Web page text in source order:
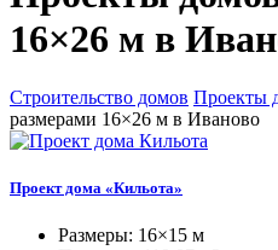
16×26 м в
Строительство домов Проекты
размерами 16×26 м в Иваново
Проект дома «Кильота»
Размеры: 16×15 м